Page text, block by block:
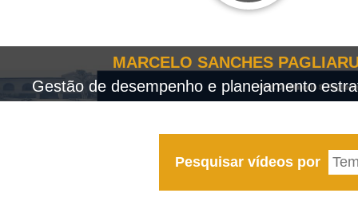
MARCELO SANCHES
Gestão de desempenho e planejamento
Pesquisar vídeos por